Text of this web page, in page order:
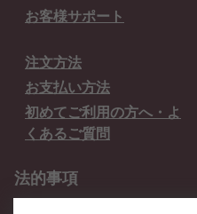
お客様サポート
注文方法
お支払い方法
初めてご利用の方へ・よ
くあるご質問
法的事項